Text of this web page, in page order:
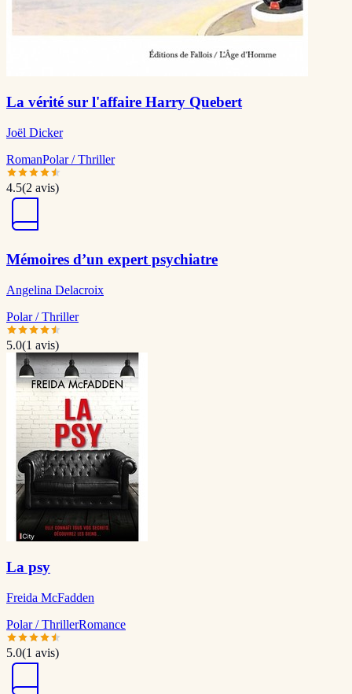
La vérité sur l'affaire Harry Quebert
Joël Dicker
RomanPolar / Thriller
4.5(2 avis)
Mémoires d’un expert psychiatre
Angelina Delacroix
Polar / Thriller
5.0(1 avis)
La psy
Freida McFadden
Polar / ThrillerRomance
5.0(1 avis)